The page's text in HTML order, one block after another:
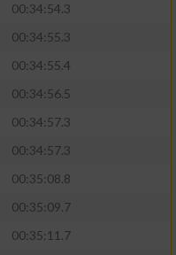
00:34:54.3
00:34:55.3
00:34:55.4
00:34:56.5
00:34:57.3
00:34:57.3
00:35:08.8
00:35:09.7
00:35:11.7